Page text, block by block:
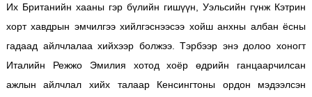
Их Британийн хааны гэр бүлийн гишүүн, Уэльсийн гүнж Кэтрин
хорт хавдрын эмчилгээ хийлгэснээсээ хойш анхны албан ёсны
гадаад айлчлалаа хийхээр болжээ. Тэрбээр энэ долоо хоногт
Италийн Режжо Эмилия хотод хоёр өдрийн ганцаарчилсан
ажлын айлчлал хийх талаар Кенсингтоны ордон мэдээлсэн